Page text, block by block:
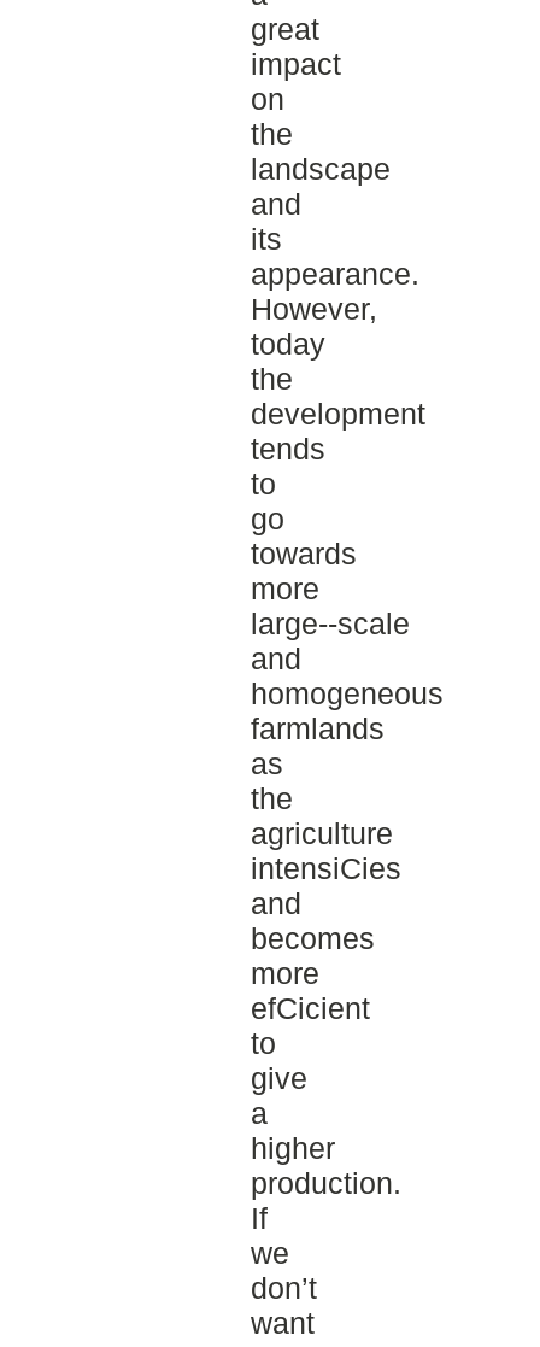
great
impact
on
the
landscape
and
its
appearance.
However,
today
the
development
tends
to
go
towards
more
large-­‐scale
and
homogeneous
farmlands
as
the
agriculture
intensiCies
and
becomes
more
efCicient
to
give
a
higher
production.
If
we
don’t
want